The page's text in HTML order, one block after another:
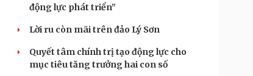
động lực phát triển”
Lời ru còn mãi trên đảo Lý Sơn
Quyết tâm chính trị tạo động lực cho
mục tiêu tăng trưởng hai con số